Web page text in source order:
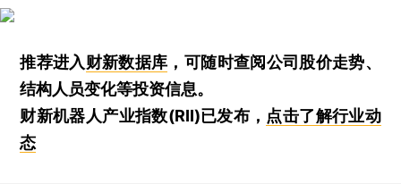
推荐进入财新数据库 ，可随时查阅公司股价走势、
结构人员变化等投资信息。
财新机器人产业指数(RII)已发布， 点击了解行业动
态